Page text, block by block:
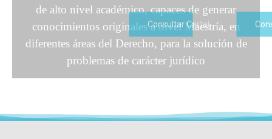
de alto nivel académico, capaces de generar
conocimientos originales a nivel Maestría, en
diferentes áreas del Derecho, para la solución de
problemas de carácter jurídico